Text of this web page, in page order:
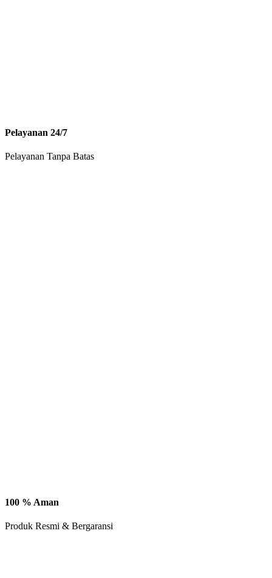
Pelayanan 24/7
Pelayanan Tanpa Batas
100 % Aman
Produk Resmi & Bergaransi